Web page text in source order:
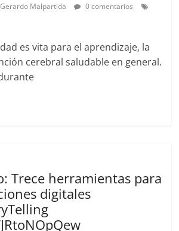
Gerardo Malpartida
0 comentarios
es vita para el aprendizaje, la
cerebral saludable en general.
Trece herramientas para
digitales